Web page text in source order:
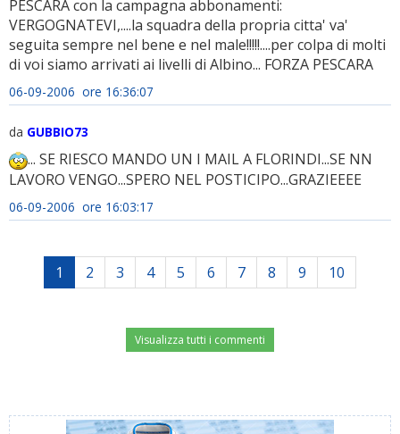
PESCARA con la campagna abbonamenti:
VERGOGNATEVI,....la squadra della propria citta' va'
seguita sempre nel bene e nel male!!!!!....per colpa di molti
di voi siamo arrivati ai livelli di Albino... FORZA PESCARA
06-09-2006 ore 16:36:07
da GUBBIO73
... SE RIESCO MANDO UN I MAIL A FLORINDI...SE NN
LAVORO VENGO...SPERO NEL POSTICIPO...GRAZIEEEE
06-09-2006 ore 16:03:17
1 2 3 4 5 6 7 8 9 10
Visualizza tutti i commenti